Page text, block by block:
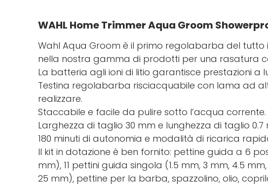
WAHL Home Trimmer Aqua Groom
Wahl Aqua Groom è il primo regolabarba del
nella nostra gamma di prodotti per una rasatura
La batteria agli ioni di litio garantisce prestazioni a
Testina regolabarba risciacquabile con lama ad
realizzare.
Staccabile e facile da pulire sotto l’acqua corrente.
Larghezza di taglio 30 mm e lunghezza di taglio 0.7
180 minuti di autonomia e modalità di ricarica
Il kit in dotazione è ben fornito: pettine guida a 6
mm), 11 pettini guida singola (1.5 mm, 3 mm, 4.5
25 mm), pettine per la barba, spazzolino, olio,